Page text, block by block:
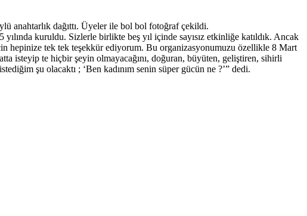
anahtarlık dağıttı. Üyeler ile bol bol fotoğraf çekildi.
kuruldu. Sizlerle birlikte beş yıl içinde sayısız etkinliğe katıldık. Ancak
hepinize tek tek teşekkür ediyorum. Bu organizasyonumuzu özellikle 8 Mart
isteyip te hiçbir şeyin olmayacağını, doğuran, büyüten, geliştiren, sihirli
şu olacaktı ; ‘Ben kadınım senin süper gücün ne ?’” dedi.